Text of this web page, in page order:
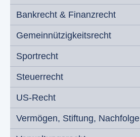
Bankrecht & Finanzrecht
Gemeinnützigkeitsrecht
Sportrecht
Steuerrecht
US-Recht
Vermögen, Stiftung, Nachfolge